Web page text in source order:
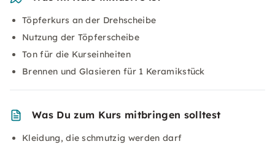
Töpferkurs an der Drehscheibe
Nutzung der Töpferscheibe
Ton für die Kurseinheiten
Brennen und Glasieren für 1 Keramikstück
Was Du zum Kurs mitbringen solltest
Kleidung, die schmutzig werden darf